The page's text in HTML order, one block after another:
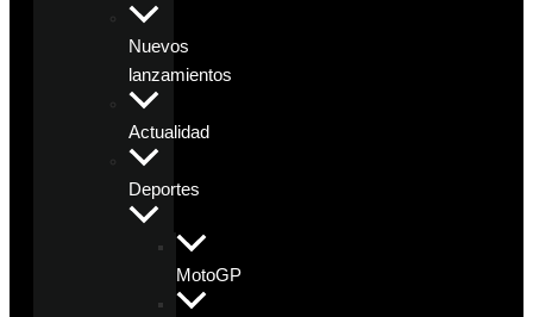
Nuevos
lanzamientos
Actualidad
Deportes
MotoGP